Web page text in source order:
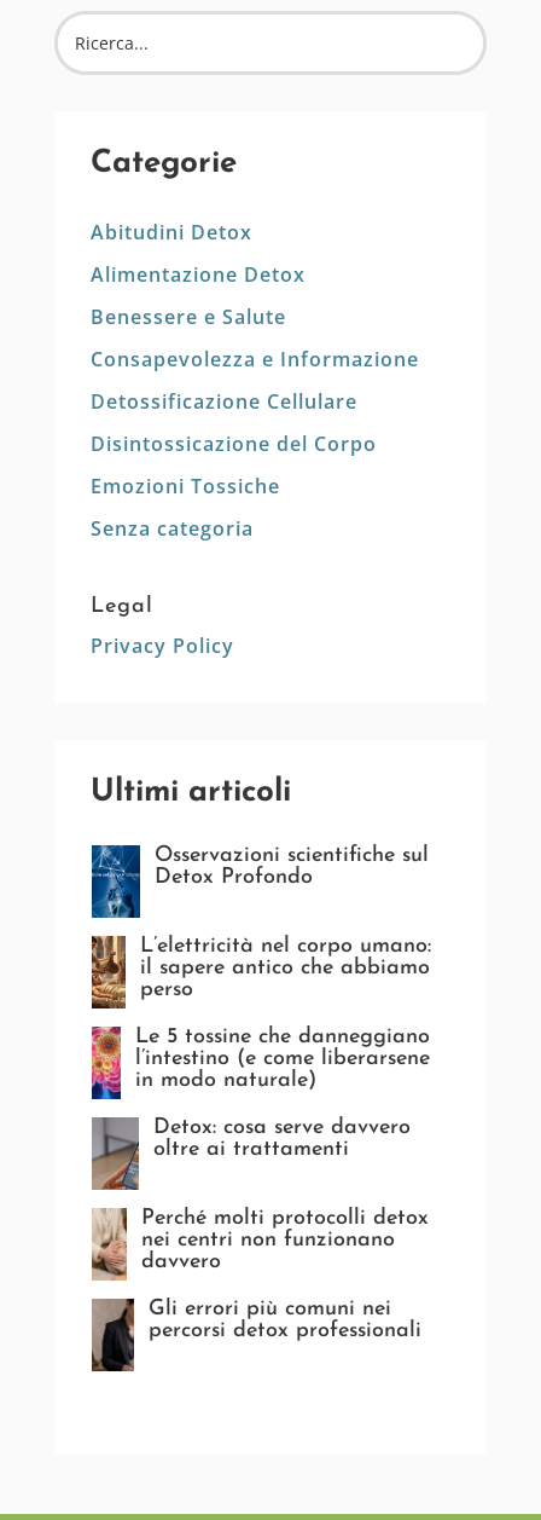
Categorie
Abitudini Detox
Alimentazione Detox
Benessere e Salute
Consapevolezza e Informazione
Detossificazione Cellulare
Disintossicazione del Corpo
Emozioni Tossiche
Senza categoria
Legal
Privacy Policy
Ultimi articoli
Osservazioni scientifiche sul
Detox Profondo
L’elettricità nel corpo umano:
il sapere antico che abbiamo
perso
Le 5 tossine che danneggiano
l’intestino (e come liberarsene
in modo naturale)
Detox: cosa serve davvero
oltre ai trattamenti
Perché molti protocolli detox
nei centri non funzionano
davvero
Gli errori più comuni nei
percorsi detox professionali